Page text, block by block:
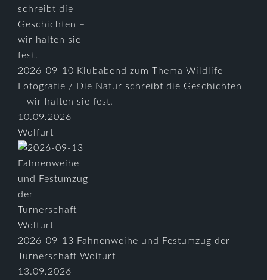
2026-09-10 Klubabend zum Thema Wildlife-
Fotografie / Die Natur schreibt die Geschichten
– wir halten sie fest.
10.09.2026
Wolfurt
2026-09-13 Fahnenweihe und Festumzug der
Turnerschaft Wolfurt
13.09.2026